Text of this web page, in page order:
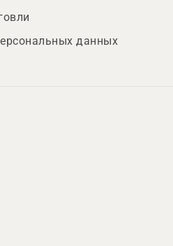
данных